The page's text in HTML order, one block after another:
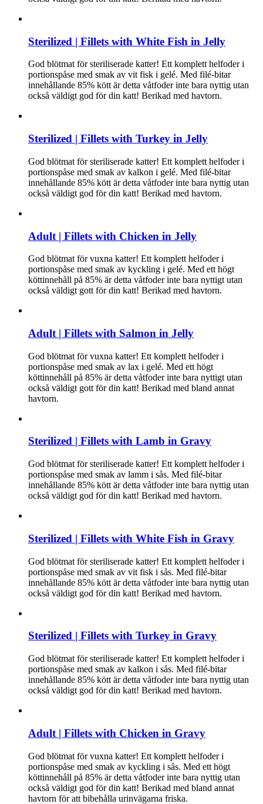
Sterilized | Fillets with White Fish in Jelly
God blötmat för steriliserade katter! Ett komplett helfoder i
portionspåse med smak av vit fisk i gelé. Med filé-bitar
innehållande 85% kött är detta våtfoder inte bara nyttig utan
också väldigt god för din katt! Berikad med havtorn.
Sterilized | Fillets with Turkey in Jelly
God blötmat för steriliserade katter! Ett komplett helfoder i
portionspåse med smak av kalkon i gelé. Med filé-bitar
innehållande 85% kött är detta våtfoder inte bara nyttig utan
också väldigt god för din katt! Berikad med havtorn.
Adult | Fillets with Chicken in Jelly
God blötmat för vuxna katter! Ett komplett helfoder i
portionspåse med smak av kyckling i gelé. Med ett högt
köttinnehåll på 85% är detta våtfoder inte bara nyttigt utan
också väldigt gott för din katt! Berikad med havtorn.
Adult | Fillets with Salmon in Jelly
God blötmat för vuxna katter! Ett komplett helfoder i
portionspåse med smak av lax i gelé. Med ett högt
köttinnehåll på 85% är detta våtfoder inte bara nyttigt utan
också väldigt gott för din katt! Berikad med bland annat
havtorn.
Sterilized | Fillets with Lamb in Gravy
God blötmat för steriliserade katter! Ett komplett helfoder i
portionspåse med smak av lamm i sås. Med filé-bitar
innehållande 85% kött är detta våtfoder inte bara nyttig utan
också väldigt god för din katt! Berikad med havtorn.
Sterilized | Fillets with White Fish in Gravy
God blötmat för steriliserade katter! Ett komplett helfoder i
portionspåse med smak av vit fisk i sås. Med filé-bitar
innehållande 85% kött är detta våtfoder inte bara nyttig utan
också väldigt god för din katt! Berikad med havtorn.
Sterilized | Fillets with Turkey in Gravy
God blötmat för steriliserade katter! Ett komplett helfoder i
portionspåse med smak av kalkon i sås. Med filé-bitar
innehållande 85% kött är detta våtfoder inte bara nyttig utan
också väldigt god för din katt! Berikad med havtorn.
Adult | Fillets with Chicken in Gravy
God blötmat för vuxna katter! Ett komplett helfoder i
portionspåse med smak av kyckling i sås. Med ett högt
köttinnehåll på 85% är detta våtfoder inte bara nyttig utan
också väldigt god för din katt! Berikad med bland annat
havtorn för att bibehålla urinvägarna friska.